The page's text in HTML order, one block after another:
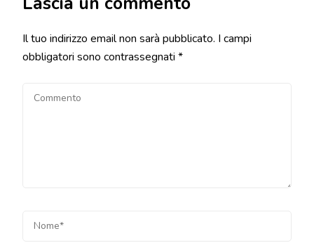
Il tuo indirizzo email non sarà pubblicato. I campi
obbligatori sono contrassegnati *